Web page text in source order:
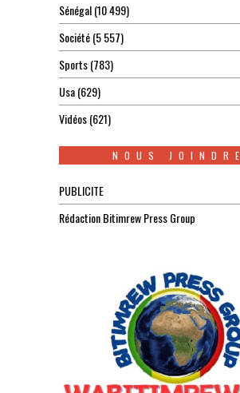
Sénégal(10 499)
Société(5 557)
Sports(783)
Usa(629)
Vidéos(621)
NOUS JOINDRE
PUBLICITE
Rédaction Bitimrew Press Group